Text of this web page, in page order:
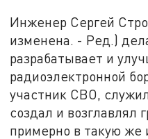
Инженер Сергей
изменена. - Ред.)
разрабатывает и
радиоэлектронной
участник СВО,
создал и возглавлял
примерно в такую же